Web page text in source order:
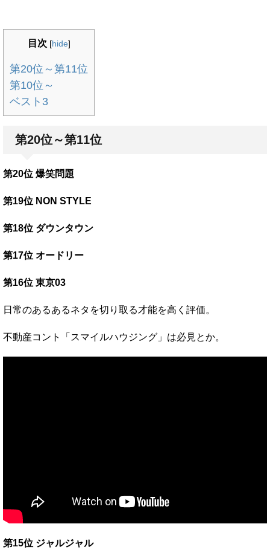
目次 [hide]
第20位～第11位
第10位～
ベスト3
第20位～第11位
第20位 爆笑問題
第19位 NON STYLE
第18位 ダウンタウン
第17位 オードリー
第16位 東京03
日常のあるあるネタを切り取る才能を高く評価。
不動産コント「スマイルハウジング」は必見とか。
第15位 ジャルジャル